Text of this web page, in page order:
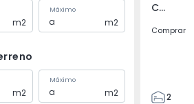
m2
Máximo
m2
m2
Máximo
m2
Covilhã e Canhoso, Castelo Branco
Comprar
2